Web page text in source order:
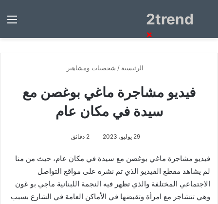
2trendبحث
الرئيسية / شخصيات ومشاهير
فيديو مشاجرة ماغي بوغصن مع
سيدة في مكان عام
29 يوليو، 2023 2 دقائق
فيديو مشاجرة ماغي بوغصن مع سيدة في مكان عام، حيث من منا
لم يشاهد مقطع الفيديو الذي تم نشره على مواقع التواصل
الاجتماعي المختلفة والذي تظهر فيه النجمة اللبنانية ماجي بو غون
وهي تتشاجر مع امرأة وتقبضها في الأماكن العامة في الشارع بسبب
×